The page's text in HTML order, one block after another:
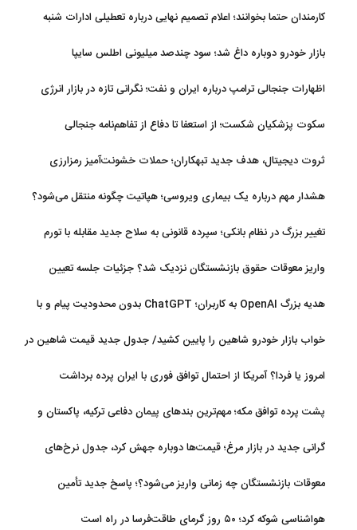
کارمندان حتما بخوانند؛ اعلام تصمیم نهایی درباره تعطیلی ادارات شنبه
بازار خودرو دوباره داغ شد؛ سود چندصد میلیونی اطلس سایپا
اظهارات جنجالی ترامپ درباره ایران و نفت؛ نگرانی تازه در بازار انرژی
سکوت پزشکیان شکست؛ از استعفا تا دفاع از تفاهم‌نامه جنجالی
ثروت دیجیتال، هدف جدید تبهکاران؛ حملات خشونت‌آمیز رمزارزی
هشدار مهم درباره یک بیماری ویروسی؛ هپاتیت چگونه منتقل می‌شود؟
تغییر بزرگ در نظام بانکی؛ سپرده قانونی به سلاح جدید مقابله با تورم
واریز معوقات حقوق بازنشستگان نزدیک شد؟ جزئیات جلسه تعیین
هدیه بزرگ OpenAI به کاربران؛ ChatGPT بدون محدودیت پیام و با
خواب بازار خودرو شاهین را پایین کشید/ جدول جدید قیمت شاهین در
امروز یا فردا؟ آمریکا از احتمال توافق فوری با ایران پرده برداشت
پشت پرده توافق مکه؛ مهم‌ترین بندهای پیمان دفاعی ترکیه، پاکستان و
گرانی جدید در بازار مرغ؛ قیمت‌ها دوباره جهش کرد، جدول نرخ‌های
معوقات بازنشستگان چه زمانی واریز می‌شود؟؛ پاسخ جدید تأمین
هواشناسی شوکه کرد؛ ۵۰ روز گرمای طاقت‌فرسا در راه است